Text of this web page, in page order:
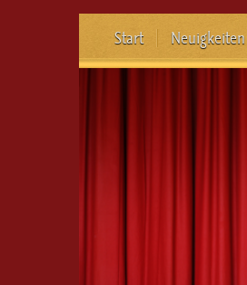
Start Neuigkeiten